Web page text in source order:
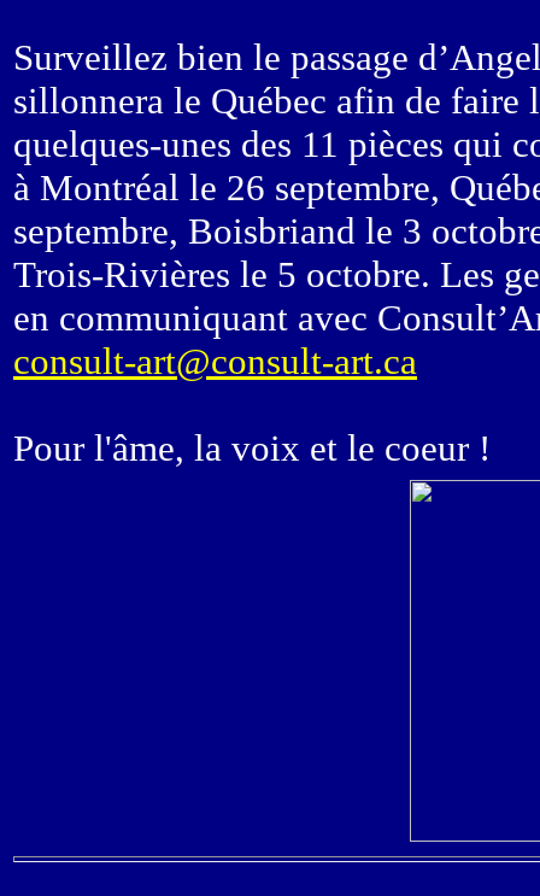
Surveillez bien le passage
sillonnera le Québec afin de faire
quelques-unes des 11 pièces qui
à Montréal le 26 septembre,
septembre, Boisbriand le 3
Trois-Rivières le 5 octobre. Les
en communiquant avec
consult-art@consult-art.ca
Pour l'âme, la voix et le coeur !